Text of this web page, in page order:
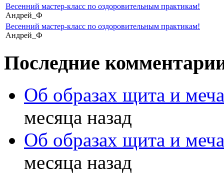
Весенний мастер-класс по оздоровительным практикам!
Андрей_Ф
Весенний мастер-класс по оздоровительным практикам!
Андрей_Ф
Последние
Об образах щита и
месяца назад
Об образах щита и
месяца назад